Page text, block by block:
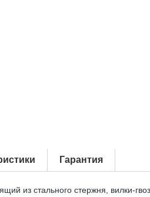
Гарантия
из стального стержня, вилки-